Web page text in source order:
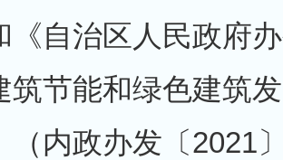
《自治区人民政府
筑节能和绿色建筑
（内政办发〔2021